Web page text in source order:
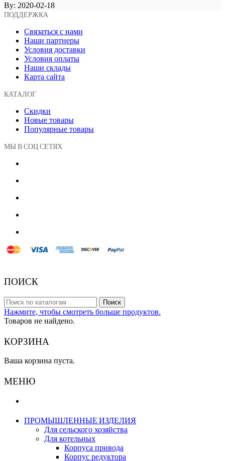
By: 2020-02-18
ПОДДЕРЖКА
Связаться с нами
Наши партнеры
Условия доставки
Условия оплаты
Наши склады
Карта сайта
КАТАЛОГ
Скидки
Новые товары
Популярные товары
МЫ В СОЦ СЕТЯХ
ПОИСК
Поиск
Нажмите, чтобы смотреть больше продуктов.
Товаров не найдено.
КОРЗИНА
Ваша корзина пуста.
МЕНЮ
ПРОМЫШЛЕННЫЕ ИЗДЕЛИЯ
Для сельского хозяйства
Для котельных
Корпуса привода
Корпус редуктора